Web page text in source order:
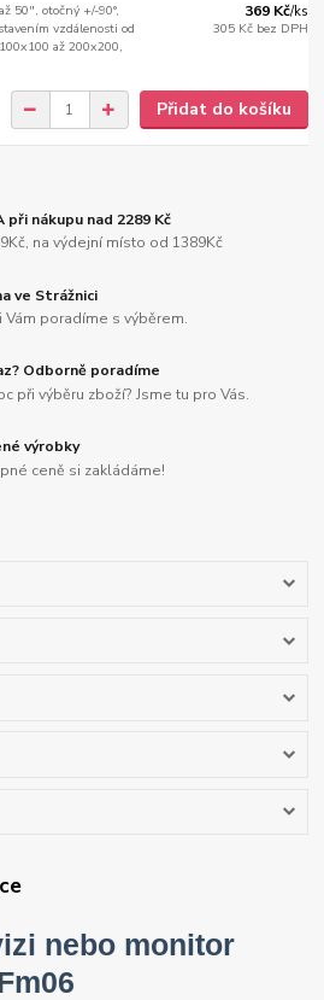
50", otočný +/-90°,
vzdálenosti od
až 200x200,
369 Kč/ks
305 Kč bez DPH
Přidat do košíku
při nákupu nad 2289 Kč
na výdejní místo od 1389Kč
ve Strážnici
Vám poradíme s výběrem.
Odborně poradíme
při výběru zboží? Jsme tu pro Vás.
výrobky
ceně si zakládáme!
nebo monitor